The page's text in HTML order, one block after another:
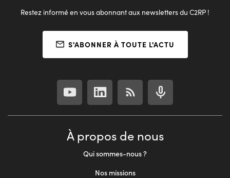
Restez informé en vous abonnant aux newsletters du C2RP !
S'ABONNER À TOUTE L'ACTU
À propos de nous
Qui sommes-nous ?
Nos missions